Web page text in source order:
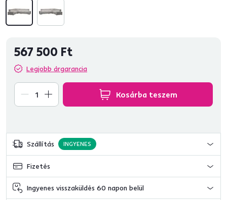
567 500 Ft
Legjobb árgarancia
Kosárba teszem
Szállítás INGYENES
Fizetés
Ingyenes visszaküldés 60 napon belül